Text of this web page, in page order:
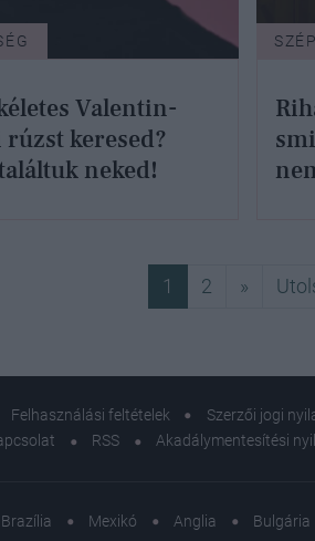
Valentin-
keresed?
neked!
1 2 »
Felhasználási feltételek Szerzői jogi
RSS Akadálymentesítési
Brazília Mexikó Anglia Bulgária